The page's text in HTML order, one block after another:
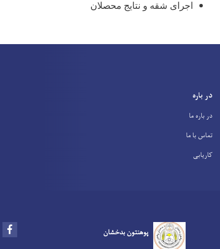
اجرای شقه و نتایج محصلان
در باره
در باره ما
تماس با ما
کاریابی
پوهنتون بدخشان